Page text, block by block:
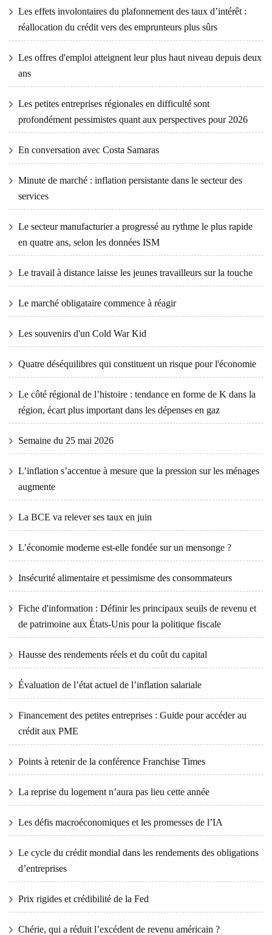
Les effets involontaires du plafonnement des taux d’intérêt :
réallocation du crédit vers des emprunteurs plus sûrs
Les offres d'emploi atteignent leur plus haut niveau depuis deux
ans
Les petites entreprises régionales en difficulté sont
profondément pessimistes quant aux perspectives pour 2026
En conversation avec Costa Samaras
Minute de marché : inflation persistante dans le secteur des
services
Le secteur manufacturier a progressé au rythme le plus rapide
en quatre ans, selon les données ISM
Le travail à distance laisse les jeunes travailleurs sur la touche
Le marché obligataire commence à réagir
Les souvenirs d'un Cold War Kid
Quatre déséquilibres qui constituent un risque pour l'économie
Le côté régional de l’histoire : tendance en forme de K dans la
région, écart plus important dans les dépenses en gaz
Semaine du 25 mai 2026
L’inflation s’accentue à mesure que la pression sur les ménages
augmente
La BCE va relever ses taux en juin
L’économie moderne est-elle fondée sur un mensonge ?
Insécurité alimentaire et pessimisme des consommateurs
Fiche d'information : Définir les principaux seuils de revenu et
de patrimoine aux États-Unis pour la politique fiscale
Hausse des rendements réels et du coût du capital
Évaluation de l’état actuel de l’inflation salariale
Financement des petites entreprises : Guide pour accéder au
crédit aux PME
Points à retenir de la conférence Franchise Times
La reprise du logement n’aura pas lieu cette année
Les défis macroéconomiques et les promesses de l’IA
Le cycle du crédit mondial dans les rendements des obligations
d’entreprises
Prix ​​​​rigides et crédibilité de la Fed
Chérie, qui a réduit l’excédent de revenu américain ?